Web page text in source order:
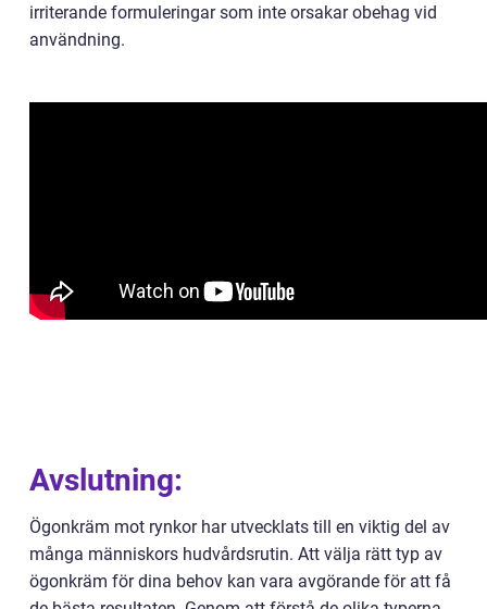
irriterande formuleringar som inte orsakar obehag vid
användning.
Avslutning:
Ögonkräm mot rynkor har utvecklats till en viktig del av
många människors hudvårdsrutin. Att välja rätt typ av
ögonkräm för dina behov kan vara avgörande för att få